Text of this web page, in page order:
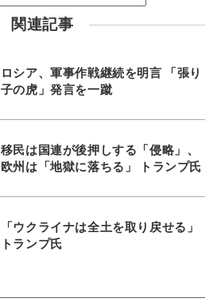
関連記事
ロシア、軍事作戦継続を明言 「張り
子の虎」発言を一蹴
移民は国連が後押しする「侵略」、
欧州は「地獄に落ちる」 トランプ氏
「ウクライナは全土を取り戻せる」
トランプ氏